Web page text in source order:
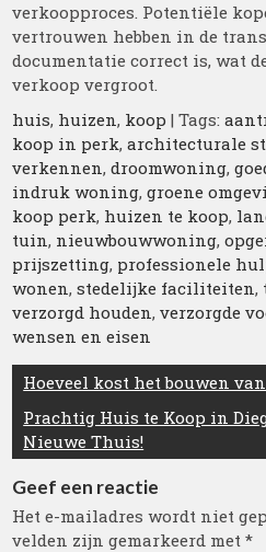
verkoopproces. Potentiële
vertrouwen hebben in de
documentatie correct is, wat
verkoop vergroot.
huis, huizen, koop | Tags:
koop in perk,architecturale
verkennen,droomwoning,
indruk woning,groene
koop perk, huizen te koop,
tuin, nieuwbouwwoning,
prijszetting, professionele
wonen,stedelijke faciliteiten,
verzorgd houden,verzorgde
wensen en eisen
Berichtnavigatie
Hoeveel kost het bouwen
Prachtig Huis te Koop in
Nieuwe Thuis!
Geef een reactie
Het e-mailadres wordt niet
velden zijn gemarkeerd met*